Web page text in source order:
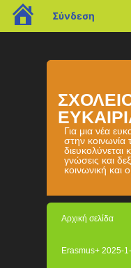
blogs.sch.gr
Σύνδεση
Για μια νέα
στην
διευκολύνεται
γνώσεις και
κοινωνική και
Αρχική σελίδα
Erasmus+ 2025-